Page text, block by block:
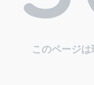
このページ